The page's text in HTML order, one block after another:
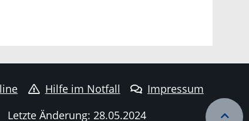
Hilfe im Notfall
Impressum
Letzte Änderung: 28.05.2024